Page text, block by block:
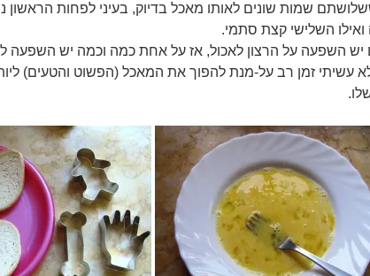
שמות שונים לאותו מאכל בדיוק, בעיני לפחות
השלישי קצת סתמי.
השפעה על הרצון לאכול, אז על אחת כמה וכמה יש השפעה
עשיתי זמן רב על-מנת להפוך את המאכל (הפשוט והטעים)